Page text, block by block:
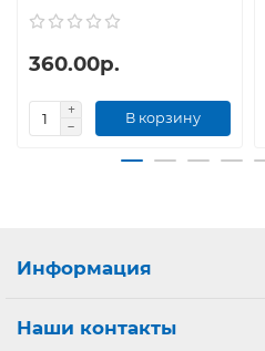
360.00р.
В корзину
Информация
Наши контакты